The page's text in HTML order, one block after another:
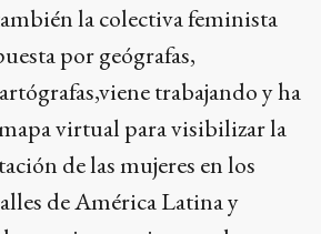
la colectiva feminista
por geógrafas,
trabajando y ha
virtual para visibilizar la
de las mujeres en los
de América Latina y